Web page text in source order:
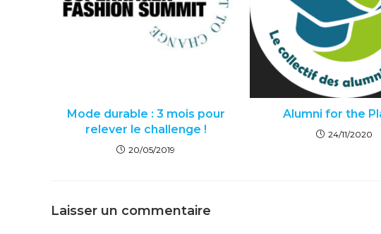
Mode durable : 3 mois pour
relever le challenge !
20/05/2019
Alumni for the
24/11/2020
Laisser un commentaire